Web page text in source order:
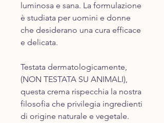
luminosa e sana. La formulazione
è studiata per uomini e donne
che desiderano una cura efficace
e delicata.
Testata dermatologicamente,
(NON TESTAT​A SU ANIMALI),
questa ​crema rispecchia la nostra
filosofia che privilegia ingredienti
di origine naturale e vegetale.